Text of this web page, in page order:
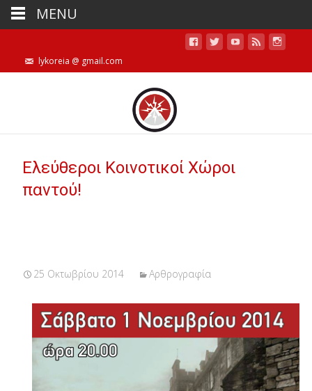
lykoreia @ gmail.com
Ελεύθεροι Κοινοτικοί Χώροι
παντού!
25 Οκτωβρίου 2014 Αρθρογραφία
MENU